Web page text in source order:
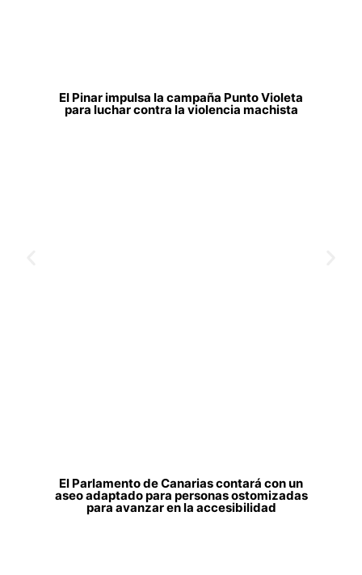
El Pinar impulsa la campaña Punto Violeta
para luchar contra la violencia machista
El Parlamento de Canarias contará con un
aseo adaptado para personas ostomizadas
para avanzar en la accesibilidad